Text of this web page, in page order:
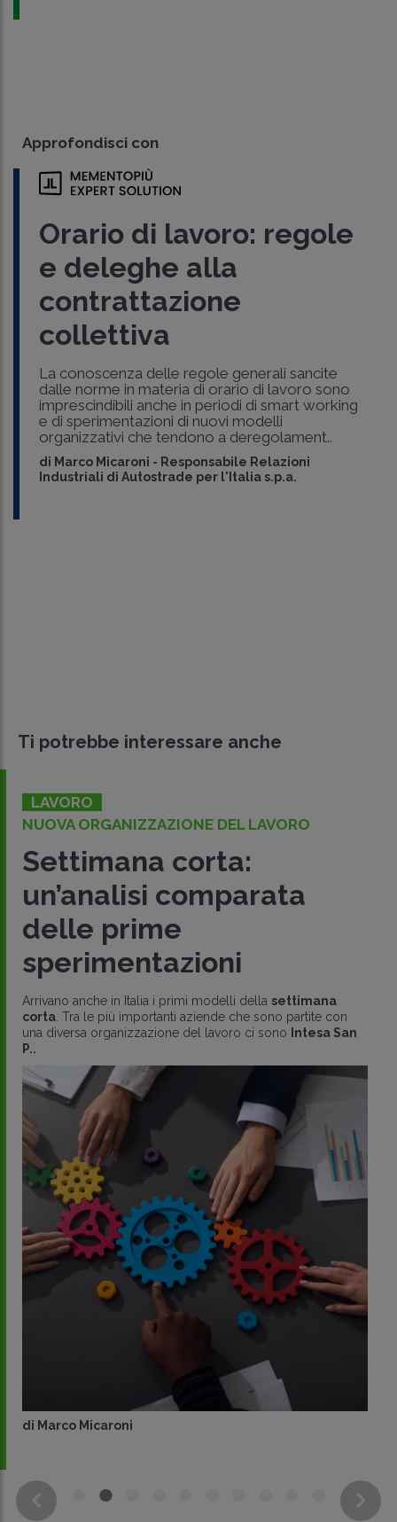
Approfondisci con
Orario di lavoro: regole
e deleghe alla
contrattazione
collettiva
La conoscenza delle regole generali sancite
dalle norme in materia di orario di lavoro sono
imprescindibili anche in periodi di smart working
e di sperimentazioni di nuovi modelli
organizzativi che tendono a deregolament..
di Marco Micaroni - Responsabile Relazioni
Industriali di Autostrade per l'Italia s.p.a.
Ti potrebbe interessare anche
LAVORO
NUOVA ORGANIZZAZIONE DEL LAVORO
Settimana corta:
un’analisi comparata
delle prime
sperimentazioni
Arrivano anche in Italia i primi modelli della settimana
corta . Tra le più importanti aziende che sono partite con
una diversa organizzazione del lavoro ci sono
Intesa San
P..
di Marco Micaroni